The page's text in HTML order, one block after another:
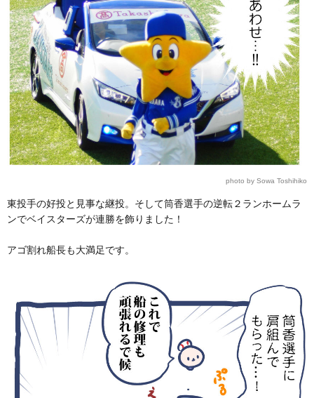
photo by Sowa Toshihiko
東投手の好投と見事な継投。そして筒香選手の逆転２ランホームラ
ンでベイスターズが連勝を飾りました！
アゴ割れ船長も大満足です。